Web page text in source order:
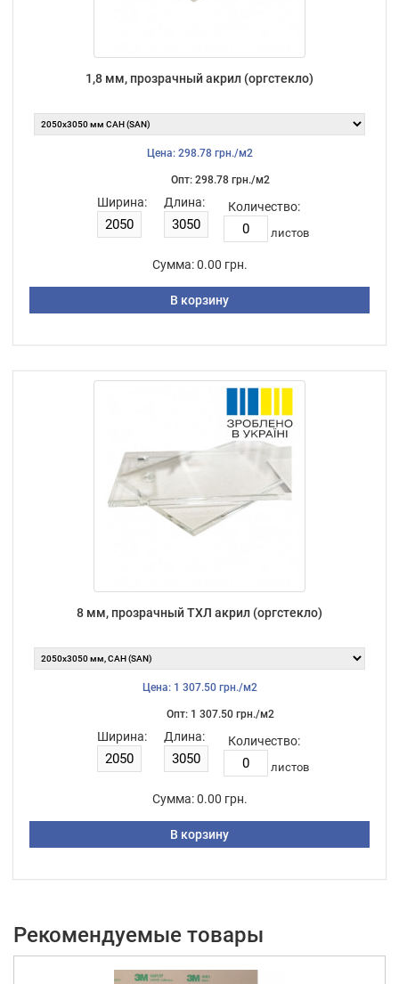
1,8 мм, прозрачный акрил (оргстекло)
Цена: 298.78 грн./м2
Опт: 298.78 грн./м2
Ширина: Длина: Количество:
листов
Сумма: 0.00 грн.
В корзину
8 мм, прозрачный ТХЛ акрил (оргстекло)
Цена: 1 307.50 грн./м2
Опт: 1 307.50 грн./м2
Ширина: Длина: Количество:
листов
Сумма: 0.00 грн.
В корзину
Рекомендуемые товары